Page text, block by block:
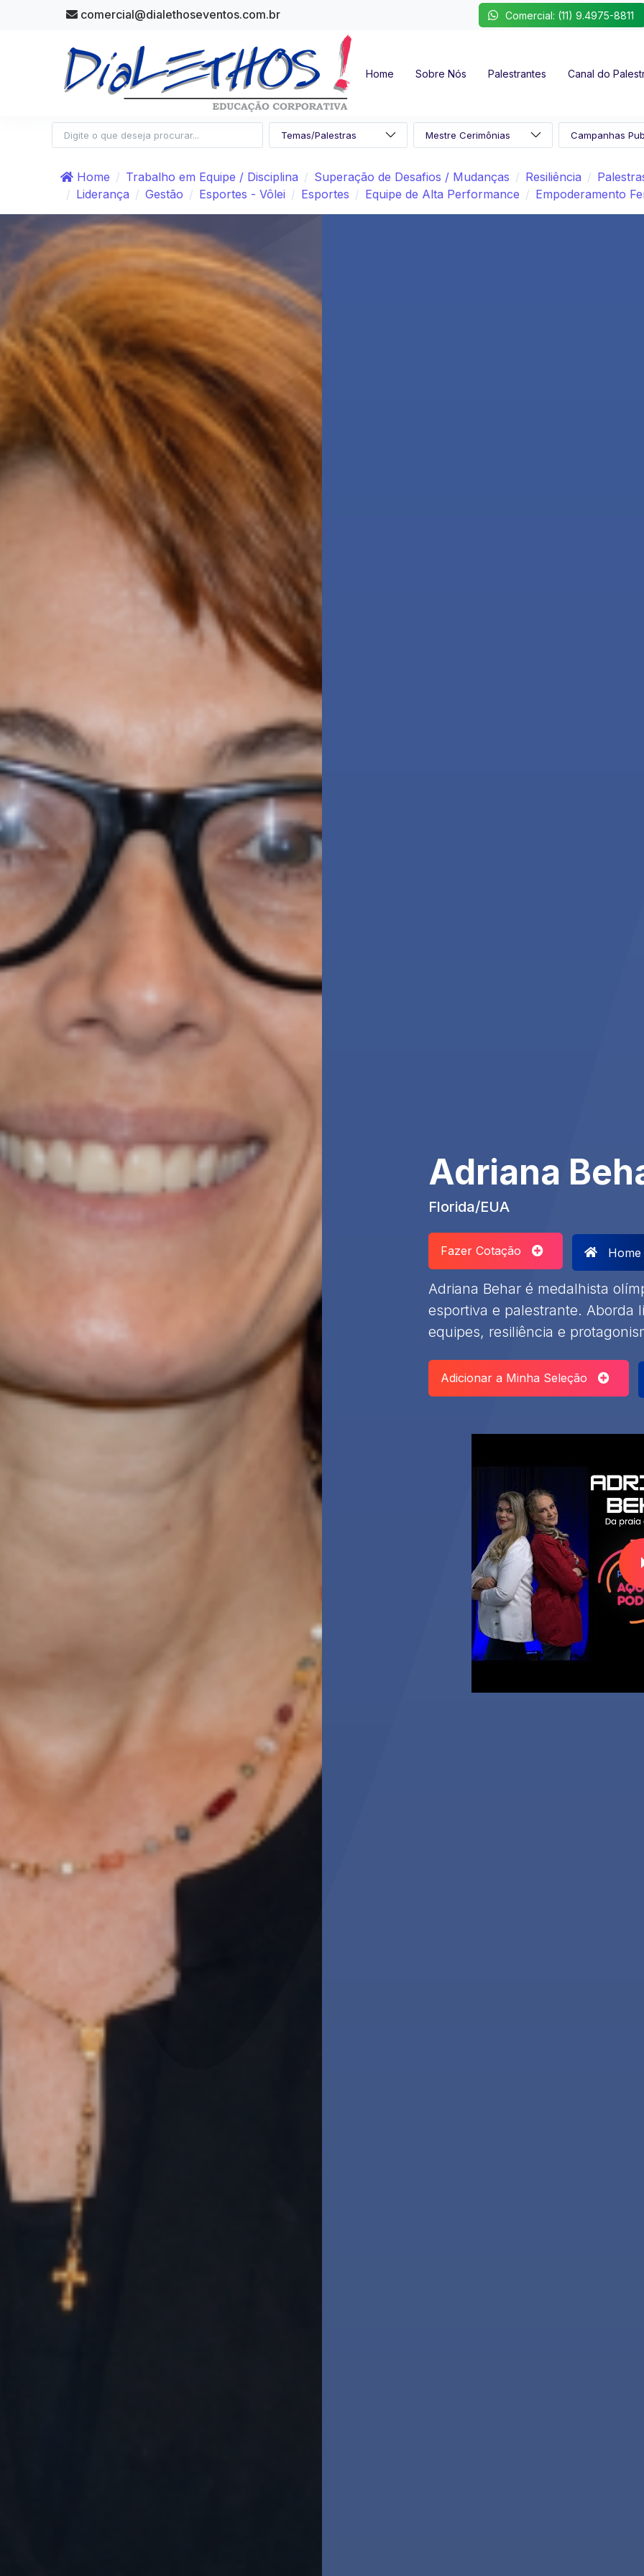
comercial@dialethoseventos.com.br Comercial: (11) 9.4975-8811
Home Sobre Nós Palestrantes Canal do
Home Trabalho em Equipe / Disciplina Superação de Desafios / Mudanças Resiliência
Liderança
Gestão Esportes - Vôlei Esportes Equipe de Alta Performance Empoderamento
Adriana
Florida/EUA
Fazer Cotação Home
Adriana Behar é medalhista
esportiva e palestrante. Aborda
equipes, resiliência e
Adicionar a Minha Seleção